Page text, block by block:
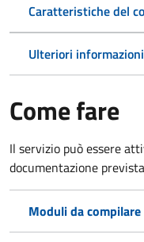
Caratteristiche del
Ulteriori informazioni
Come fare
Il servizio può essere
documentazione
Moduli da